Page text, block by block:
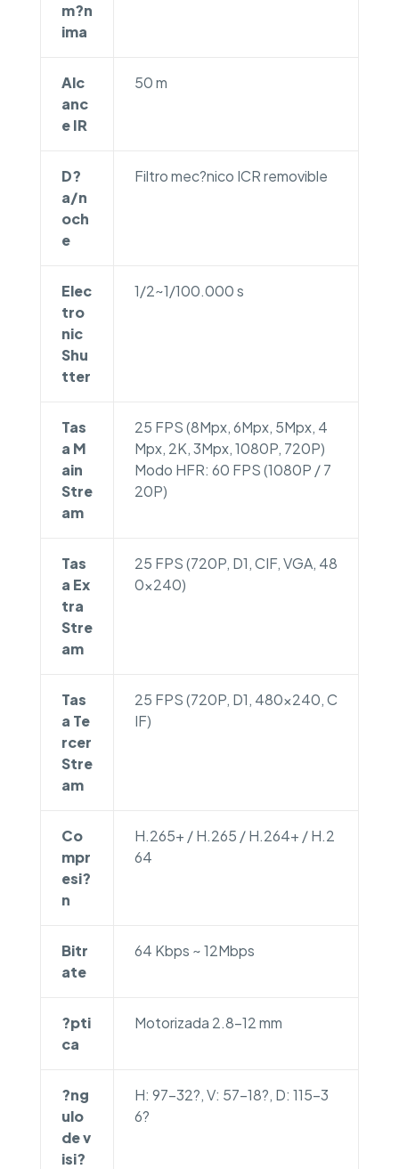
m?n
ima
Alc
anc
e IR
50 m
D?
a/n
och
e
Filtro mec?nico ICR removible
Elec
tro
nic
Shu
tter
1/2~1/100.000 s
Tas
a M
ain
Stre
am
25 FPS (8Mpx, 6Mpx, 5Mpx, 4
Mpx, 2K, 3Mpx, 1080P, 720P)
Modo HFR: 60 FPS (1080P / 7
20P)
Tas
a Ex
tra
Stre
am
25 FPS (720P, D1, CIF, VGA, 48
0×240)
Tas
a Te
rcer
Stre
am
25 FPS (720P, D1, 480×240, C
IF)
Co
mpr
esi?
n
H.265+ / H.265 / H.264+ / H.2
64
Bitr
ate
64 Kbps ~ 12Mbps
?pti
ca
Motorizada 2.8-12 mm
?ng
ulo
de v
isi?
H: 97-32?, V: 57-18?, D: 115-3
6?